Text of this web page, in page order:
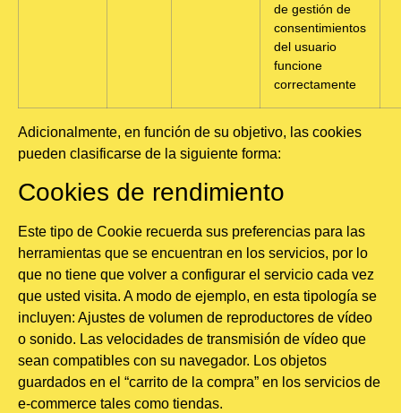
de gestión de
consentimientos
del usuario
funcione
correctamente
Adicionalmente, en función de su objetivo, las cookies
pueden clasificarse de la siguiente forma:
Cookies de rendimiento
Este tipo de Cookie recuerda sus preferencias para las
herramientas que se encuentran en los servicios, por lo
que no tiene que volver a configurar el servicio cada vez
que usted visita. A modo de ejemplo, en esta tipología se
incluyen: Ajustes de volumen de reproductores de vídeo
o sonido. Las velocidades de transmisión de vídeo que
sean compatibles con su navegador. Los objetos
guardados en el “carrito de la compra” en los servicios de
e-commerce tales como tiendas.